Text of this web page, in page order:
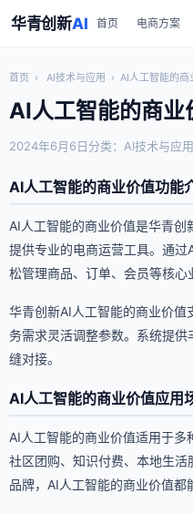
华青创新AI 首页 电商方案
首页 › AI技术与应用 › AI人工智能的商
AI人工智能的商业
2024年6月6日分类：AI技术与应用
AI人工智能的商业价值功能
AI人工智能的商业价值是华青
提供专业的电商运营工具。通
松管理商品、订单、会员等核心
华青创新AI人工智能的商业价值
务需求灵活调整参数。系统提
缝对接。
AI人工智能的商业价值应用
AI人工智能的商业价值适用于多
社区团购、知识付费、本地生
品牌，AI人工智能的商业价值都